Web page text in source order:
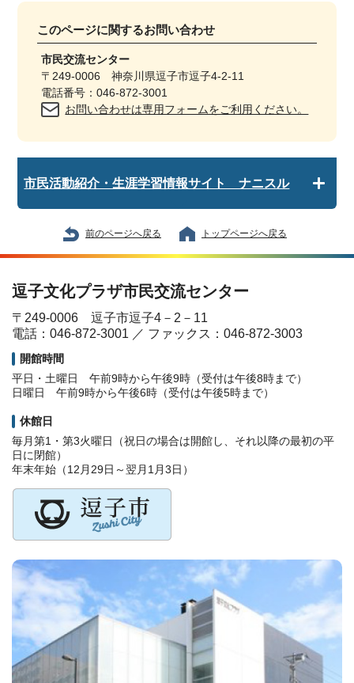
このページに関するお問い合わせ
市民交流センター
〒249-0006 神奈川県逗子市逗子4-2-11
電話番号：046-872-3001
お問い合わせは専用フォームをご利用ください。
市民活動紹介・生涯学習情報サイト ナニスル
前のページへ戻る トップページへ戻る
逗子文化プラザ市民交流センター
〒249-0006 逗子市逗子4－2－11
電話：046-872-3001 ／ ファックス：046-872-3003
開館時間
平日・土曜日 午前9時から午後9時（受付は午後8時まで）
日曜日 午前9時から午後6時（受付は午後5時まで）
休館日
毎月第1・第3火曜日（祝日の場合は開館し、それ以降の最初の平
日に閉館）
年末年始（12月29日～翌月1月3日）